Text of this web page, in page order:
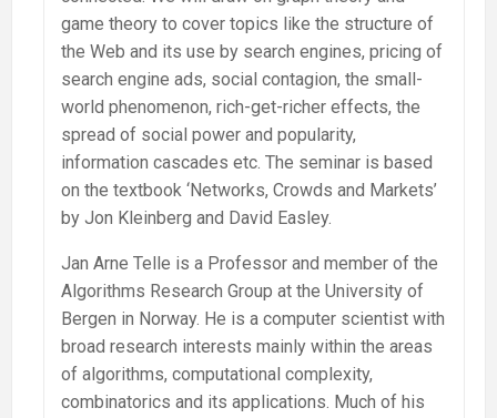
game theory to cover topics like the structure of
the Web and its use by search engines, pricing of
search engine ads, social contagion, the small-
world phenomenon, rich-get-richer effects, the
spread of social power and popularity,
information cascades etc. The seminar is based
on the textbook ‘Networks, Crowds and Markets’
by Jon Kleinberg and David Easley.
Jan Arne Telle is a Professor and member of the
Algorithms Research Group at the University of
Bergen in Norway. He is a computer scientist with
broad research interests mainly within the areas
of algorithms, computational complexity,
combinatorics and its applications. Much of his